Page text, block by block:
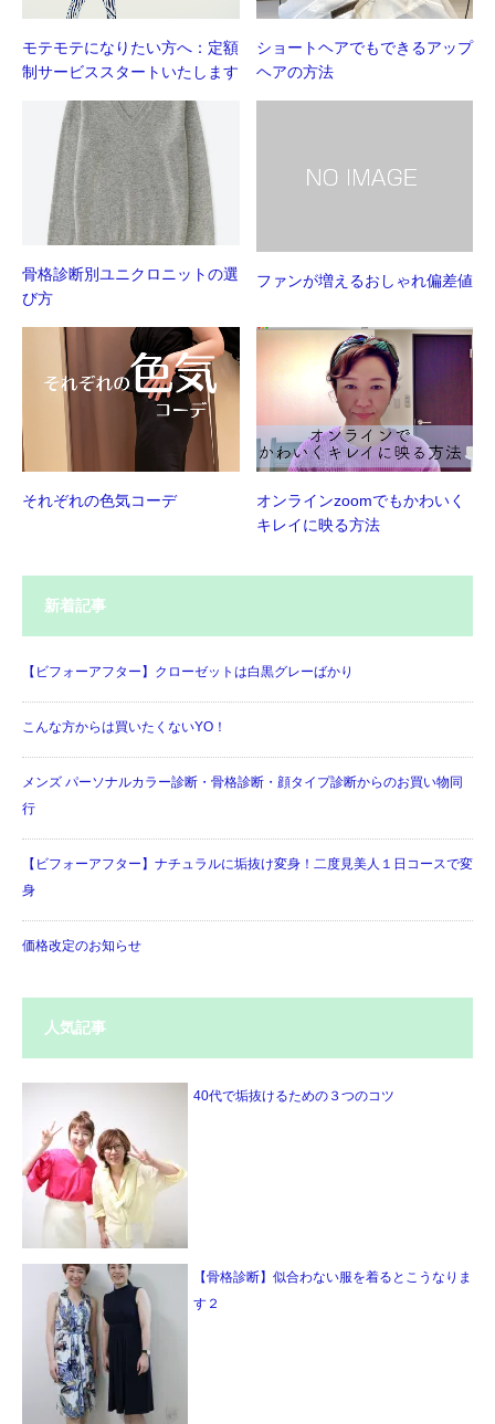
モテモテになりたい方へ：定額
制サービススタートいたします
ショートヘアでもできるアップ
ヘアの方法
骨格診断別ユニクロニットの選
び方
ファンが増えるおしゃれ偏差値
それぞれの色気コーデ
オンラインzoomでもかわいく
キレイに映る方法
新着記事
【ビフォーアフター】クローゼットは白黒グレーばかり
こんな方からは買いたくないYO！
メンズ パーソナルカラー診断・骨格診断・顔タイプ診断からのお買い物同
行
【ビフォーアフター】ナチュラルに垢抜け変身！二度見美人１日コースで変
身
価格改定のお知らせ
人気記事
40代で垢抜けるための３つのコツ
【骨格診断】似合わない服を着るとこうなりま
す２